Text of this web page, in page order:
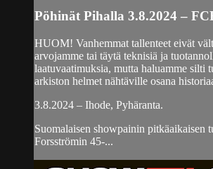
Pöhinät Pihalla 3.8.2024 –
HUOM! Vanhemmat tallenteet eivät
arvojamme tai täytä teknisiä ja
laatuvaatimuksia, mutta haluamme silti
arkiston helmet nähtäville osana
3.8.2024 – Ihode, Pyhäranta.
Suomalaisen showpainin pitkäaikaisen
Forsströmin 45-...